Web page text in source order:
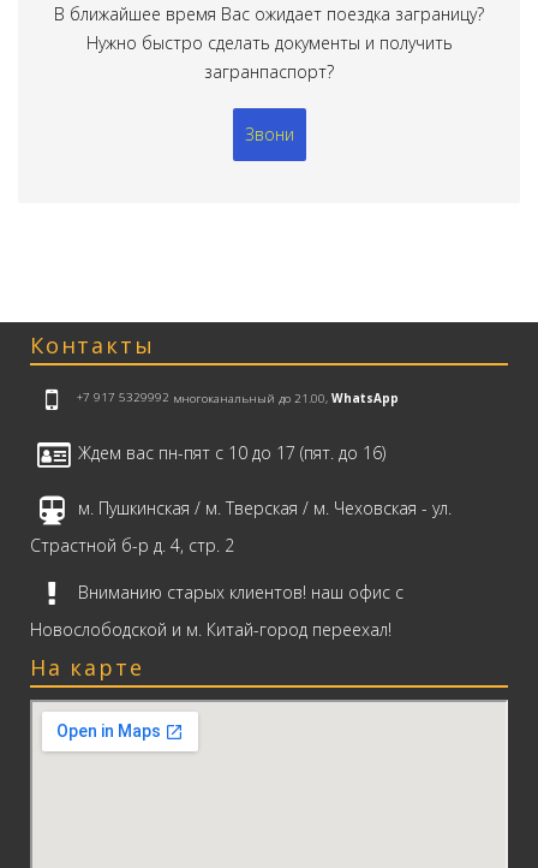
В ближайшее время Вас ожидает поездка заграницу?
Нужно быстро сделать документы и получить
загранпаспорт?
Звони
Контакты
+7 917 5329992 многоканальный до 21.00, WhatsApp
Ждем вас пн-пят с 10 до 17 (пят. до 16)
м. Пушкинская / м. Тверская / м. Чеховская - ул.
Страстной б-р д. 4, стр. 2
Вниманию старых клиентов! наш офис с
Новослободской и м. Китай-город переехал!
На карте